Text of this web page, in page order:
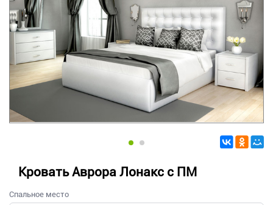
Кровать Аврора Лонакс с ПМ
Спальное место